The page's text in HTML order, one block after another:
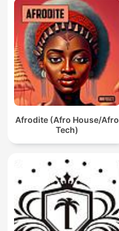
Afrodite (Afro House/Afro
Tech)